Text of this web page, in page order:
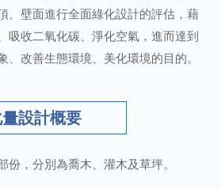
、壁面進行全面綠化設計的評估，藉
吸收二氧化碳、淨化空氣，進而達到
、改善生態環境、美化環境的目的。
量設計概要
份，分別為喬木、灌木及草坪。